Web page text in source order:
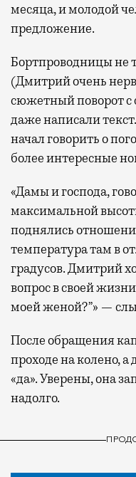
месяца, и молодой
предложение.
Бортпроводницы не
(Дмитрий очень
сюжетный поворот
даже написали
начал говорить о
более интересные
«Дамы и господа,
максимальной
поднялись
температура там в
градусов. Дмитрий
вопрос в своей
моей женой?”» —
После обращения
проходе на колено,
«да». Уверены, она
надолго.